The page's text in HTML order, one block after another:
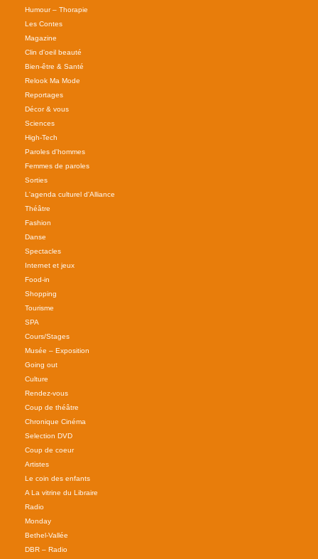
Humour – Thorapie
Les Contes
Magazine
Clin d'oeil beauté
Bien-être & Santé
Relook Ma Mode
Reportages
Décor & vous
Sciences
High-Tech
Paroles d'hommes
Femmes de paroles
Sorties
L'agenda culturel d'Alliance
Théâtre
Fashion
Danse
Spectacles
Internet et jeux
Food-in
Shopping
Tourisme
SPA
Cours/Stages
Musée – Exposition
Going out
Culture
Rendez-vous
Coup de théâtre
Chronique Cinéma
Selection DVD
Coup de coeur
Artistes
Le coin des enfants
A La vitrine du Libraire
Radio
Monday
Bethel-Vallée
DBR – Radio